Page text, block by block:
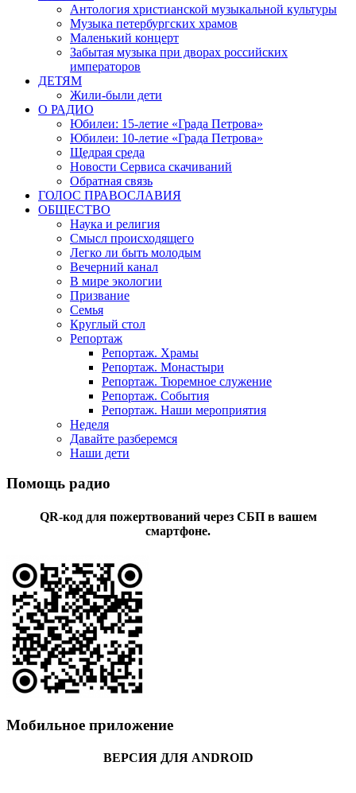
Антология христианской музыкальной культуры
Музыка петербургских храмов
Маленький концерт
Забытая музыка при дворах российских
императоров
ДЕТЯМ
Жили-были дети
О РАДИО
Юбилеи: 15-летие «Града Петрова»
Юбилеи: 10-летие «Града Петрова»
Щедрая среда
Новости Сервиса скачиваний
Обратная связь
ГОЛОС ПРАВОСЛАВИЯ
ОБЩЕСТВО
Наука и религия
Смысл происходящего
Легко ли быть молодым
Вечерний канал
В мире экологии
Призвание
Семья
Круглый стол
Репортаж
Репортаж. Храмы
Репортаж. Монастыри
Репортаж. Тюремное служение
Репортаж. События
Репортаж. Наши мероприятия
Неделя
Давайте разберемся
Наши дети
Помощь радио
QR-код для пожертвований через СБП в вашем
смартфоне.
Мобильное приложение
ВЕРСИЯ ДЛЯ ANDROID